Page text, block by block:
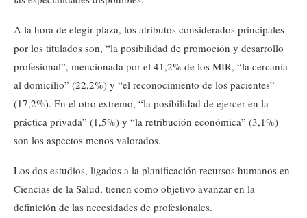
A la hora de elegir plaza, los atributos considerados principales
por los titulados son, “la posibilidad de promoción y desarrollo
profesional”, mencionada por el 41,2% de los MIR, “la cercanía
al domicilio” (22,2%) y “el reconocimiento de los pacientes”
(17,2%). En el otro extremo, “la posibilidad de ejercer en la
práctica privada” (1,5%) y “la retribución económica” (3,1%)
son los aspectos menos valorados.
Los dos estudios, ligados a la planificación recursos humanos en
Ciencias de la Salud, tienen como objetivo avanzar en la
definición de las necesidades de profesionales.